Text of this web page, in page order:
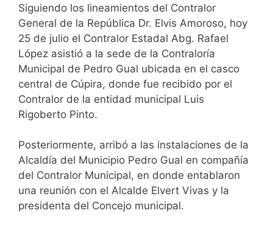
Siguiendo los lineamientos del Contralor
General de la República Dr. Elvis Amoroso, hoy
25 de julio el Contralor Estadal Abg. Rafael
López asistió a la sede de la Contraloría
Municipal de Pedro Gual ubicada en el casco
central de Cúpira, donde fue recibido por el
Contralor de la entidad municipal Luis
Rigoberto Pinto.
Posteriormente, arribó a las instalaciones de la
Alcaldía del Municipio Pedro Gual en compañía
del Contralor Municipal, en donde entablaron
una reunión con el Alcalde Elvert Vivas y la
presidenta del Concejo municipal.